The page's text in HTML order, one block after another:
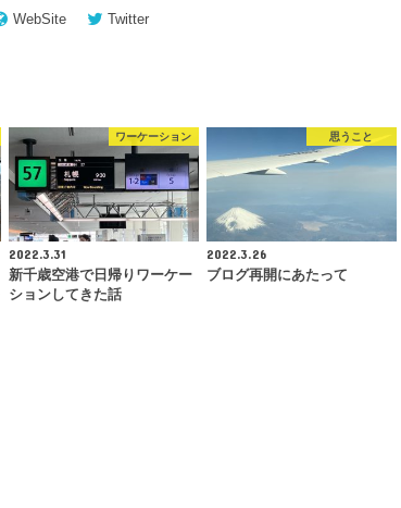
WebSite Twitter
ワーケーション
2022.3.31
新千歳空港で日帰りワーケー
ションしてきた話
思うこと
2022.3.26
ブログ再開にあたって